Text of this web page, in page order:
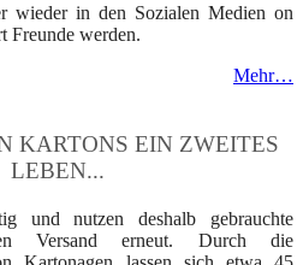
wieder in den Sozialen Medien on
Freunde werden.
Mehr…
KARTONS EIN ZWEITES
LEBEN...
und nutzen deshalb gebrauchte
Versand erneut. Durch die